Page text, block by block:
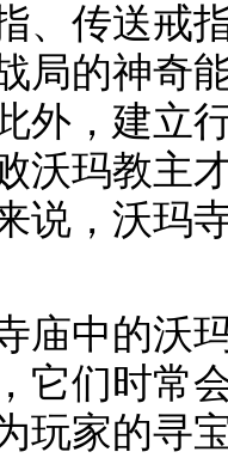
、传送戒
局的神奇
外，建立
沃玛教主
说，沃玛
庙中的沃
它们时常
玩家的寻